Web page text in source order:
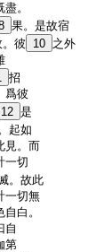
。
果。是故宿
彼 10 之外
招
爲彼
12 是
起如
見。而
一切
。故此
一切無
白。
自
第